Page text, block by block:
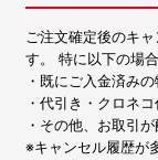
ご注文確定後のキ
す。 特に以下の場
・既にご入金済み
・代引き・クロネ
・その他、お取引
※キャンセル履歴が